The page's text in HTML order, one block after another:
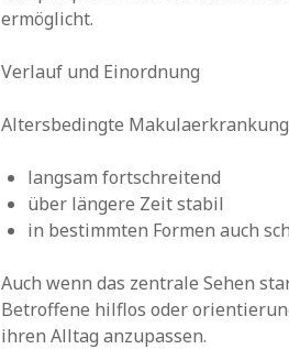
ermöglicht.
Verlauf und Einordnung
Altersbedingte
langsam fortschreitend
über längere Zeit stabil
in bestimmten Formen auch
Auch wenn das zentrale Sehen
Betroffene hilflos oder
ihren Alltag anzupassen.